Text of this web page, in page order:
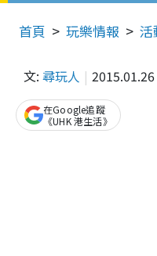
首頁 玩樂情報 活
文: 尋玩人 2015.01.26
在Google追蹤
《UHK 港生活》